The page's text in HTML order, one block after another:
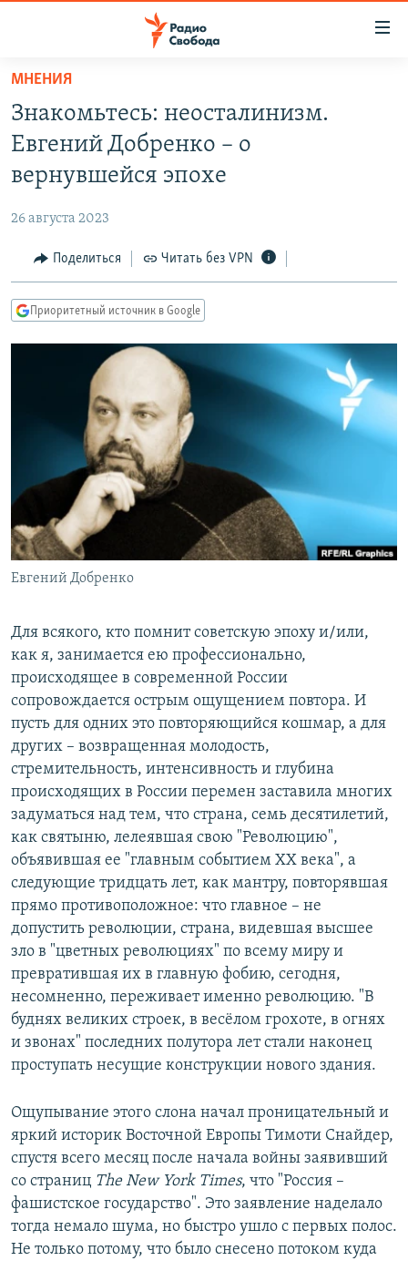
упрощенного
доступа
Вернуться
основному
Вернутся
Вернутся
АВТОРСКИЕ ПРОЕКТЫ
МНЕНИЯ
КУЛЬТУРА
КАВКАЗ.РЕАЛИИ
СЕВЕР.РЕАЛИИ
СИБИРЬ.РЕАЛИИ
РАСПИСАНИЕ ВЕЩАНИЯ
ПОДПИШИТЕСЬ НА РАССЫЛКУ
СОЦИАЛЬНЫЕ СЕТИ
Все сайты РСЕ/РС
МНЕНИЯ
Знакомьтесь: неосталинизм.
Евгений Добренко – о
вернувшейся эпохе
26 августа 2023
Поделиться Читать без VPN
Приоритетный источник в Google
Евгений Добренко
Для всякого, кто помнит советскую эпоху и/или,
как я, занимается ею профессионально,
происходящее в современной России
сопровождается острым ощущением повтора. И
пусть для одних это повторяющийся кошмар, а для
других – возвращенная молодость,
стремительность, интенсивность и глубина
происходящих в России перемен заставила многих
задуматься над тем, что страна, семь десятилетий,
как святыню, лелеявшая свою "Революцию",
объявившая ее "главным событием ХХ века", а
следующие тридцать лет, как мантру, повторявшая
прямо противоположное: что главное – не
допустить революции, страна, видевшая высшее
зло в "цветных революциях" по всему миру и
превратившая их в главную фобию, сегодня,
несомненно, переживает именно революцию. "В
буднях великих строек, в весёлом грохоте, в огнях
и звонах" последних полутора лет стали наконец
проступать несущие конструкции нового здания.
Ощупывание этого слона начал проницательный и
яркий историк Восточной Европы Тимоти Снайдер,
спустя всего месяц после начала войны заявивший
со страниц The New York Times, что "Россия –
фашистское государство". Это заявление наделало
тогда немало шума, но быстро ушло с первых полос.
Не только потому, что было снесено потоком куда